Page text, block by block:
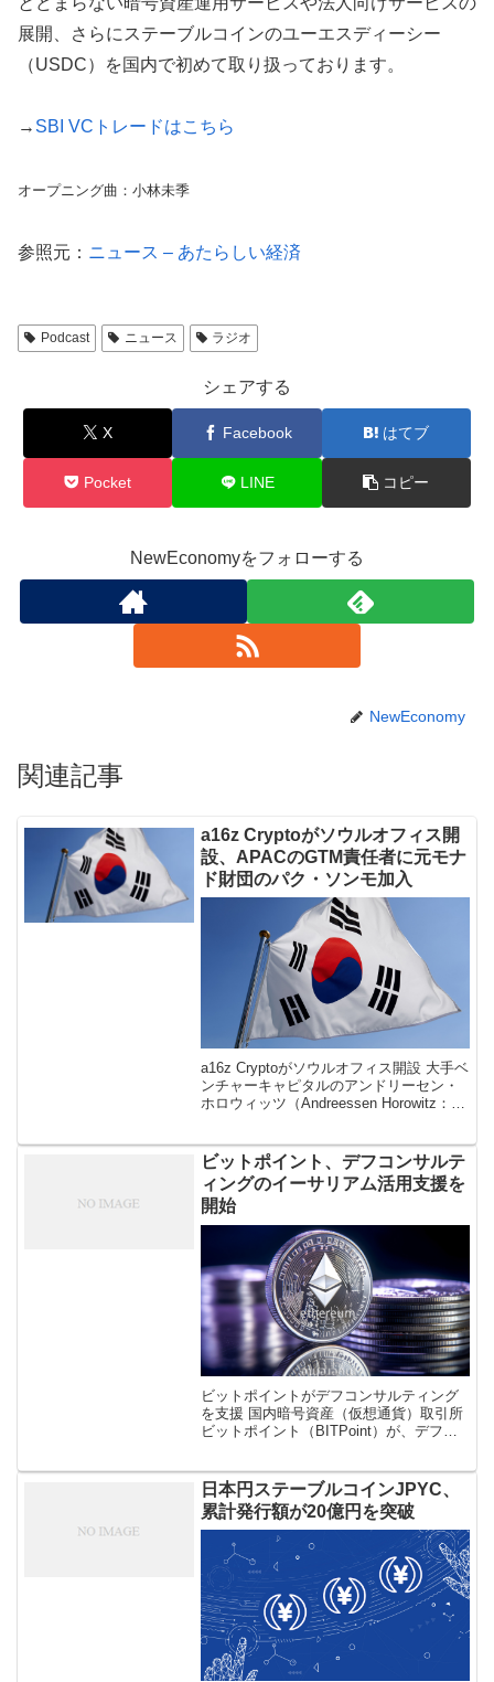
展開、さらにステーブルコインのユーエスディーシー
（USDC）を国内で初めて取り扱っております。
→ SBI VCトレードはこちら
オープニング曲：小林未季
参照元： ニュース – あたらしい経済
Podcast ニュース ラジオ
シェアする
X Facebook はてブ
Pocket LINE コピー
NewEconomyをフォローする
NewEconomy
関連記事
a16z Cryptoがソウルオフィス開
設、APACのGTM責任者に元モナ
ド財団のパク・ソンモ加入
a16z Cryptoがソウルオフィス開設 大手ベ
ンチャーキャピタルのアンドリーセン・
ホロウィッツ（Andreessen Horowitz：
ビットポイント、デフコンサルテ
ィングのイーサリアム活用支援を
開始
ビットポイントがデフコンサルティング
を支援 国内暗号資産（仮想通貨）取引所
ビットポイント（BITPoint）が、デフコ
度化を目的と […]
日本円ステーブルコインJPYC、
累計発行額が20億円を突破